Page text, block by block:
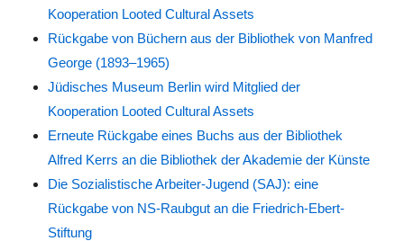
Kooperation Looted Cultural Assets
Rückgabe von Büchern aus der Bibliothek von Manfred
George (1893–1965)
Jüdisches Museum Berlin wird Mitglied der
Kooperation Looted Cultural Assets
Erneute Rückgabe eines Buchs aus der Bibliothek
Alfred Kerrs an die Bibliothek der Akademie der Künste
Die Sozialistische Arbeiter-Jugend (SAJ): eine
Rückgabe von NS-Raubgut an die Friedrich-Ebert-
Stiftung